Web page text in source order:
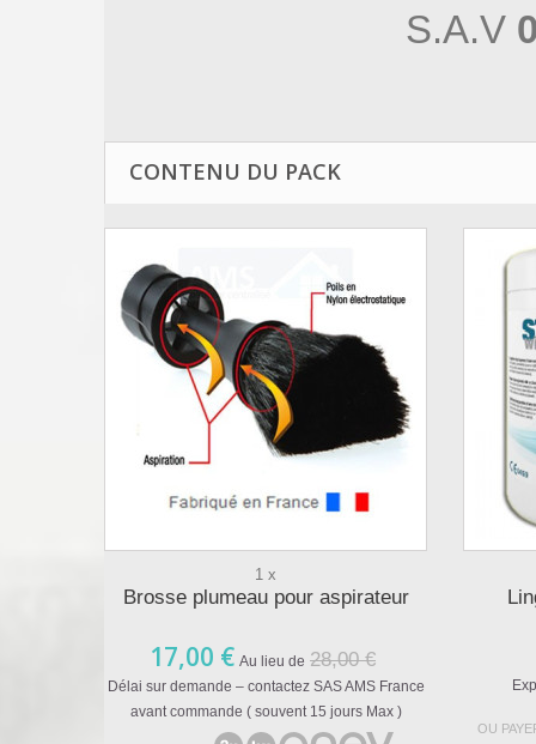
S.A.V
CONTENU DU PACK
1 x
Brosse plumeau pour aspirateur
17,00 € Au lieu de 28,00 €
Délai sur demande – contactez SAS AMS France
avant commande ( souvent 15 jours Max )
OU